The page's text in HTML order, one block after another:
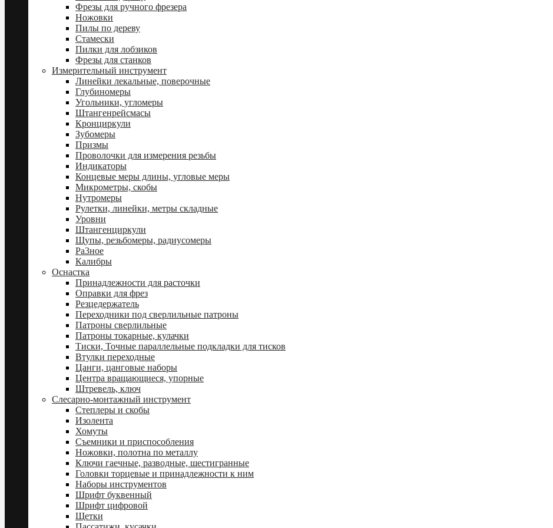
Фрезы для ручного фрезера
Ножовки
Пилы по дереву
Стамески
Пилки для лобзиков
Фрезы для станков
Измерительный инструмент
Линейки лекальные, поверочные
Глубиномеры
Угольники, угломеры
Штангенрейсмасы
Кронциркули
Зубомеры
Призмы
Проволочки для измерения резьбы
Индикаторы
Концевые меры длины, угловые меры
Микрометры, скобы
Нутромеры
Рулетки, линейки, метры складные
Уровни
Штангенциркули
Щупы, резьбомеры, радиусомеры
Ра3ное
Калибры
Оснастка
Принадлежности для расточки
Оправки для фрез
Резцедержатель
Переходники под сверлильные патроны
Патроны сверлильные
Патроны токарные, кулачки
Тиски, Точные параллельные подкладки для тисков
Втулки переходные
Цанги, цанговые наборы
Центра вращающиеся, упорные
Штревель, ключ
Слесарно-монтажный инструмент
Степлеры и скобы
Изолента
Хомуты
Съемники и приспособления
Ножовки, полотна по металлу
Ключи гаечные, разводные, шестигранные
Головки торцевые и принадлежности к ним
Наборы инструментов
Шрифт буквенный
Шрифт цифровой
Щетки